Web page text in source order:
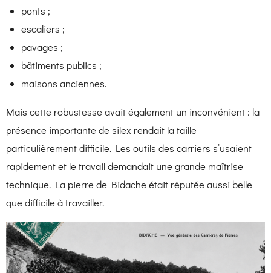
ponts ;
escaliers ;
pavages ;
bâtiments publics ;
maisons anciennes.
Mais cette robustesse avait également un inconvénient : la
présence importante de silex rendait la taille
particulièrement difficile. Les outils des carriers s’usaient
rapidement et le travail demandait une grande maîtrise
technique. La pierre de Bidache était réputée aussi belle
que difficile à travailler.